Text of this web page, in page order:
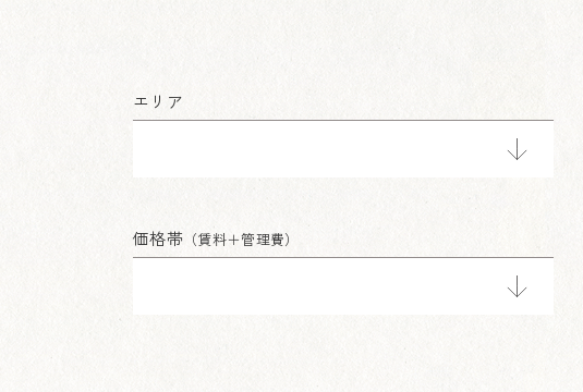
エリア
価格帯（賃料＋管理費）